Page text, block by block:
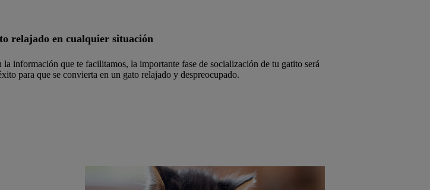
relajado en cualquier situación
la información que te facilitamos, la importante fase de socialización de tu gatito será
para que se convierta en un gato relajado y despreocupado.